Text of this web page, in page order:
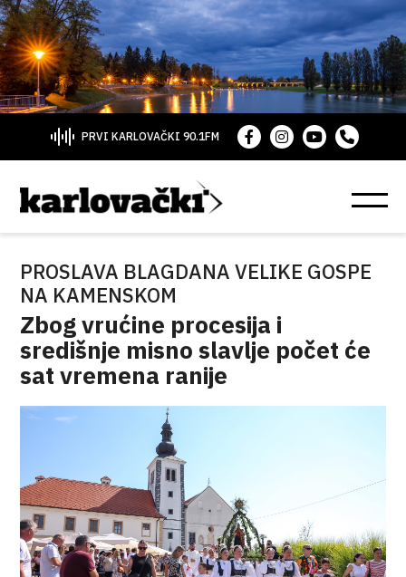
PRVI KARLOVAČKI 90.1FM
PROSLAVA BLAGDANA VELIKE GOSPE
NA KAMENSKOM
Zbog vrućine procesija i
središnje misno slavlje počet će
sat vremena ranije